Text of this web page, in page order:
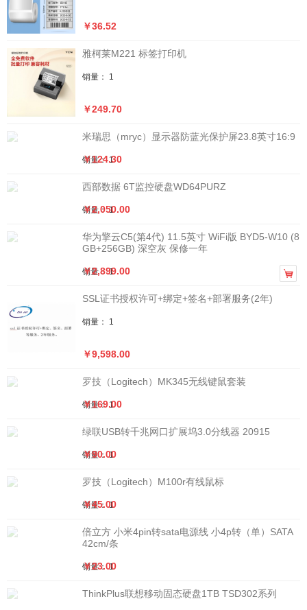
￥36.52
雅柯莱M221 标签打印机
销量： 1
￥249.70
米瑞思（mryc）显示器防蓝光保护屏23.8英寸16:9
销量： 1
￥124.30
西部数据 6T监控硬盘WD64PURZ
销量： 1
￥2,050.00
华为擎云C5(第4代) 11.5英寸 WiFi版 BYD5-W10 (8
GB+256GB) 深空灰 保修一年
销量： 1
￥2,899.00 
SSL证书授权许可+绑定+签名+部署服务(2年)
销量： 1
￥9,598.00
罗技（Logitech）MK345无线键鼠套装
销量： 1
￥169.00
绿联USB转千兆网口扩展坞3.0分线器 20915
销量： 1
￥90.00
罗技（Logitech）M100r有线鼠标
销量： 1
￥45.00
倍立方 小米4pin转sata电源线 小4p转（单）SATA
42cm/条
销量： 1
￥23.00
ThinkPlus联想移动固态硬盘1TB TSD302系列